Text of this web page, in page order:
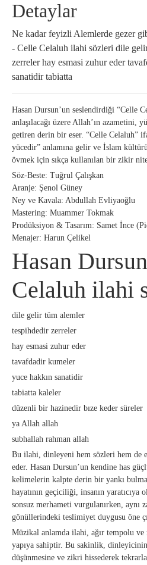
Detaylar
Ne kadar feyizli Alemlerde gezer
- Celle Celaluh ilahi sözleri dile
zerreler hay esmasi zuhur eder
sanatidir tabiatta
Hasan Dursun’un seslendirdiği “Celle
anlaşılacağı üzere Allah’ın azametini,
getiren derin bir eser. “Celle Celaluh”
yücedir” anlamına gelir ve İslam
övmek için sıkça kullanılan bir zikir
Söz-Beste: Tuğrul Çalışkan
Aranje: Şenol Güney
Ney ve Kavala: Abdullah Evliyaoğlu
Mastering: Muammer Tokmak
Prodüksiyon & Tasarım: Samet İnce
Menajer: Harun Çelikel
Hasan
Celaluh ilahi
dile gelir tüm alemler
tespihdedir zerreler
hay esmasi zuhur eder
tavafdadir kumeler
yuce hakkın sanatidir
tabiatta kaleler
düzenli bir hazinedir bıze keder süreler
ya Allah allah
subhallah rahman allah
Bu ilahi, dinleyeni hem sözleri hem de
eder. Hasan Dursun’un kendine has
kelimelerin kalpte derin bir yankı
hayatının geçiciliği, insanın yaratıcıya
sonsuz merhameti vurgulanırken, aynı
gönüllerindeki teslimiyet duygusu öne
Müzikal anlamda ilahi, ağır tempolu
yapıya sahiptir. Bu sakinlik,
düşünmesine ve zikri hissederek